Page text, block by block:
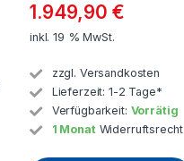
1.949,90 €
inkl. 19 % MwSt.
zzgl. Versandkosten
Lieferzeit: 1-2 Tage*
Verfügbarkeit: Vorrätig
1 Monat Widerruftsrecht